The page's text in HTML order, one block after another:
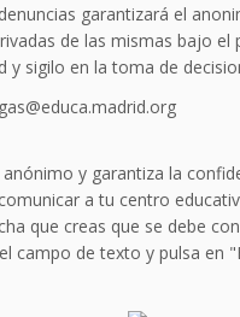
garantizará el
de las mismas bajo el
y sigilo en la toma de
y garantiza la
a tu centro
que creas que se debe
campo de texto y pulsa en